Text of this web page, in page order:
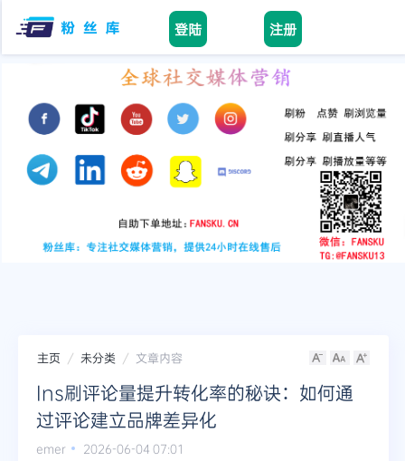
登陆 注册
Home
facebook
youtube
instagram
twitter
主页 未分类 文章内容
Ins刷评论量提升转化率的秘诀：如何通
过评论建立品牌差异化
emer 2026-06-04 07:01